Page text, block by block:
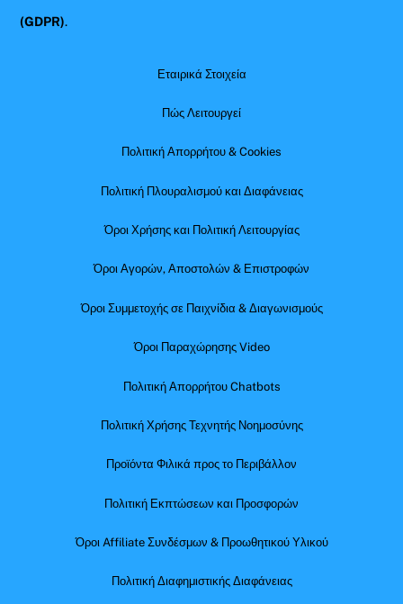
(GDPR).
Εταιρικά Στοιχεία
Πώς Λειτουργεί
Πολιτική Απορρήτου & Cookies
Πολιτική Πλουραλισμού και Διαφάνειας
Όροι Χρήσης και Πολιτική Λειτουργίας
Όροι Αγορών, Αποστολών & Επιστροφών
Όροι Συμμετοχής σε Παιχνίδια & Διαγωνισμούς
Όροι Παραχώρησης Video
Πολιτική Απορρήτου Chatbots
Πολιτική Χρήσης Τεχνητής Νοημοσύνης
Προϊόντα Φιλικά προς το Περιβάλλον
Πολιτική Εκπτώσεων και Προσφορών
Όροι Affiliate Συνδέσμων & Προωθητικού Υλικού
Πολιτική Διαφημιστικής Διαφάνειας